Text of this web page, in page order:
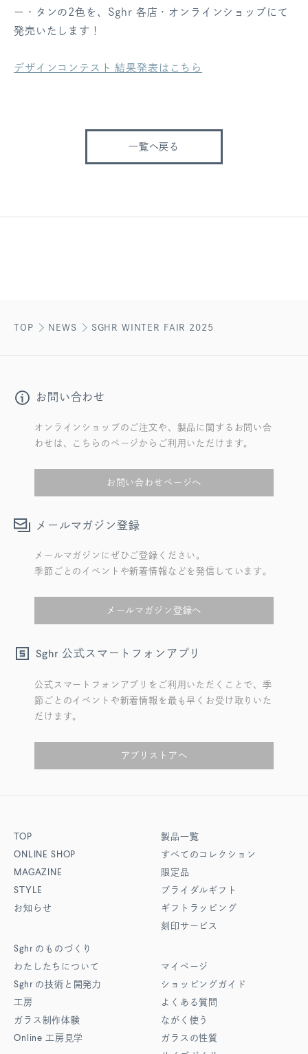
ー・タンの2色を、Sghr 各店・オンラインショップにて
発売いたします！
デザインコンテスト 結果発表はこちら
一覧へ戻る
TOP NEWS SGHR WINTER FAIR 2025
お問い合わせ
オンラインショップのご注文や、製品に関するお問い合
わせは、こちらのページからご利用いただけます。
お問い合わせページへ
メールマガジン登録
メールマガジンにぜひご登録ください。
季節ごとのイベントや新着情報などを発信しています。
メールマガジン登録へ
Sghr 公式スマートフォンアプリ
公式スマートフォンアプリをご利用いただくことで、季
節ごとのイベントや新着情報を最も早くお受け取りいた
だけます。
アプリストアへ
TOP
ONLINE SHOP
MAGAZINE
STYLE
お知らせ
Sghr のものづくり
わたしたちについて
Sghr の技術と開発力
工房
ガラス制作体験
Online 工房見学
製品一覧
すべてのコレクション
限定品
ブライダルギフト
ギフトラッピング
刻印サービス
マイページ
ショッピングガイド
よくある質問
ながく使う
ガラスの性質